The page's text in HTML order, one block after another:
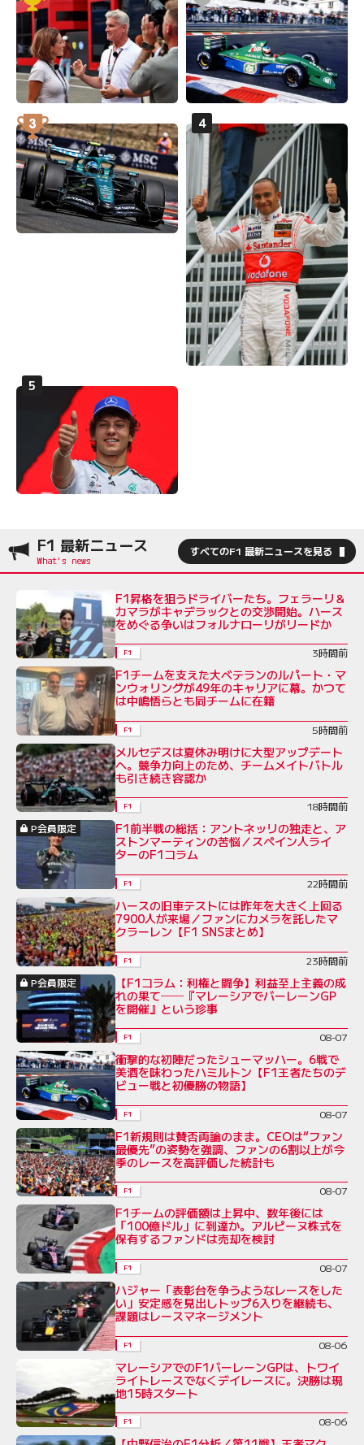
F1 最新ニュース すべてのF1 最新ニュースを見る
F1昇格を狙うドライバーたち。フェラーリ＆
カマラがキャデラックとの交渉開始。ハース
をめぐる争いはフォルナローリがリードか
F1 3時間前
F1チームを支えた大ベテランのルパート・マ
ンウォリングが49年のキャリアに幕。かつて
は中嶋悟らとも同チームに在籍
F1 5時間前
メルセデスは夏休み明けに大型アップデート
へ。競争力向上のため、チームメイトバトル
も引き続き容認か
F1
18時間前
P会員限定
F1前半戦の総括：アントネッリの独走と、ア
ストンマーティンの苦悩／スペイン人ライ
ターのF1コラム
F1 22時間前
ハースの旧車テストには昨年を大きく上回る
7900人が来場／ファンにカメラを託したマ
クラーレン【F1 SNSまとめ】
F1
23時間前
P会員限定
【F1コラム：利権と闘争】利益至上主義の成
れの果て──『マレーシアでバーレーンGP
を開催』という珍事
F1 08-07
衝撃的な初陣だったシューマッハー。6戦で
美酒を味わったハミルトン【F1王者たちのデ
ビュー戦と初優勝の物語】
F1 08-07
F1新規則は賛否両論のまま。CEOは“ファン
最優先”の姿勢を強調、ファンの6割以上が今
季のレースを高評価した統計も
F1 08-07
F1チームの評価額は上昇中、数年後には
「100億ドル」に到達か。アルピーヌ株式を
保有するファンドは売却を検討
F1 08-07
ハジャー「表彰台を争うようなレースをした
い」安定感を見出しトップ6入りを継続も、
課題はレースマネージメント
F1 08-06
マレーシアでのF1バーレーンGPは、トワイ
ライトレースでなくデイレースに。決勝は現
地15時スタート
F1 08-06